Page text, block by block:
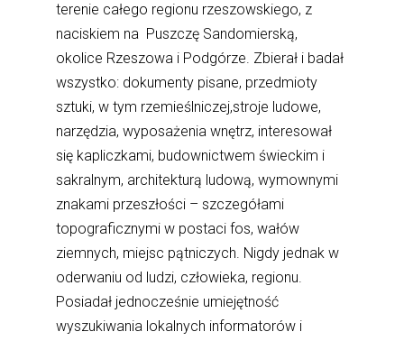
terenie całego regionu rzeszowskiego, z
naciskiem na Puszczę Sandomierską,
okolice Rzeszowa i Podgórze. Zbierał i badał
wszystko: dokumenty pisane, przedmioty
sztuki, w tym rzemieślniczej,stroje ludowe,
narzędzia, wyposażenia wnętrz, interesował
się kapliczkami, budownictwem świeckim i
sakralnym, architekturą ludową, wymownymi
znakami przeszłości – szczegółami
topograficznymi w postaci fos, wałów
ziemnych, miejsc pątniczych. Nigdy jednak w
oderwaniu od ludzi, człowieka, regionu.
Posiadał jednocześnie umiejętność
wyszukiwania lokalnych informatorów i